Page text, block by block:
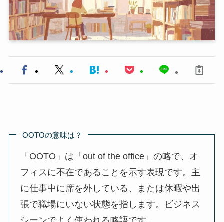
OOTOの意味は？
「OOTO」は「out of the office」の略で、オ
フィスに不在であることを示す表現です。主
に仕事中に席を外している、または休暇や出
張で職場にいない状態を指します。ビジネス